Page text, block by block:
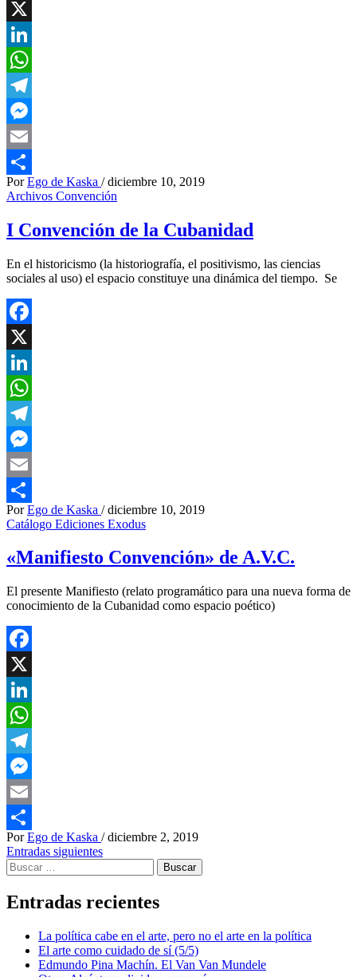
Facebook
X
LinkedIn
WhatsApp
Telegram
Messenger
Email
Compartir
Por Ego de Kaska / diciembre 10, 2019
Archivos Convención
I Convención de la Cubanidad
En el historicismo (la historiografía, el positivismo, las ciencias
sociales al uso) el espacio constituye una dinámica del tiempo. Se
Facebook
X
LinkedIn
WhatsApp
Telegram
Messenger
Email
Compartir
Por Ego de Kaska / diciembre 10, 2019
Catálogo Ediciones Exodus
«Manifiesto Convención» de A.V.C.
El presente Manifiesto (relato programático para una nueva forma de
conocimiento de la Cubanidad como espacio poético)
Facebook
X
LinkedIn
WhatsApp
Telegram
Messenger
Email
Compartir
Por Ego de Kaska / diciembre 2, 2019
Navegación
de
entradas
Entradas siguientes
Buscar:
Entradas recientes
La política cabe en el arte, pero no el arte en la política
El arte como cuidado de sí (5/5)
Edmundo Pina Machín. El Van Van Mundele